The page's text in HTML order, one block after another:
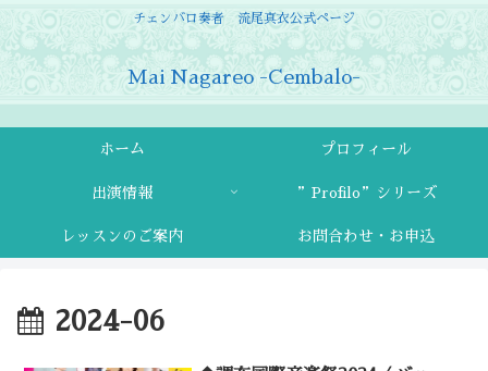
チェンバロ奏者 流尾真衣公式ページ
Mai Nagareo -Cembalo-
ホーム プロフィール
出演情報 ”Profilo”シリーズ
レッスンのご案内 お問合わせ・お申込
2024-06